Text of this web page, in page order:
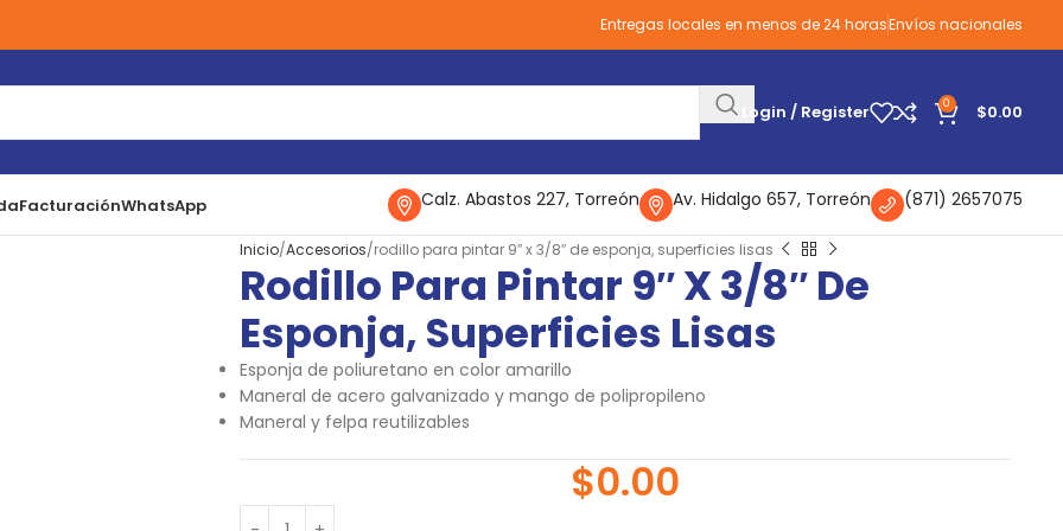
Entregas locales en menos de 24 horasEnvíos nacionales
Login / Register 0 $0.00
FacturaciónWhatsApp Calz. Abastos 227, Torreón Av. Hidalgo 657, Torreón (871) 2657075
Inicio Accesorios rodillo para pintar 9″ x 3/8″ de esponja, superficies lisas
Rodillo Para Pintar 9″ X 3/8″ De
Esponja, Superficies Lisas
Esponja de poliuretano en color amarillo
Maneral de acero galvanizado y mango de polipropileno
Maneral y felpa reutilizables
$0.00